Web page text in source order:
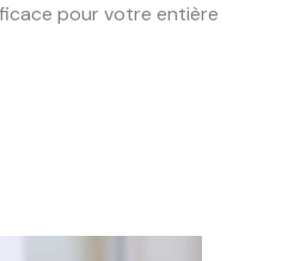
pour votre entière